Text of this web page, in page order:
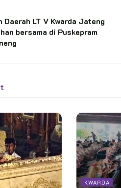
Daerah LT V Kwarda Jateng
bersama di Puskepram
KWARDA